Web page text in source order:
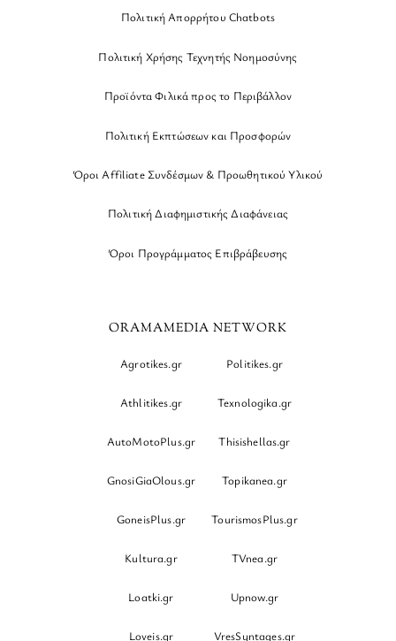
Πολιτική Απορρήτου Chatbots
Πολιτική Χρήσης Τεχνητής Νοημοσύνης
Προϊόντα Φιλικά προς το Περιβάλλον
Πολιτική Εκπτώσεων και Προσφορών
Όροι Affiliate Συνδέσμων & Προωθητικού Υλικού
Πολιτική Διαφημιστικής Διαφάνειας
Όροι Προγράμματος Επιβράβευσης
ORAMAMEDIA NETWORK
Agrotikes.gr Politikes.gr
Athlitikes.gr Texnologika.gr
AutoMotoPlus.gr Thisishellas.gr
GnosiGiaOlous.gr Topikanea.gr
GoneisPlus.gr TourismosPlus.gr
Kultura.gr TVnea.gr
Loatki.gr Upnow.gr
Loveis.gr VresSyntages.gr